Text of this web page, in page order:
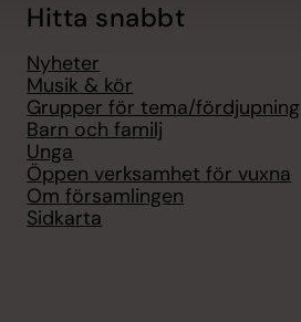
Hitta snabbt
Nyheter
Musik & kör
Grupper för tema/fördjupning
Barn och familj
Unga
Öppen verksamhet för vuxna
Om församlingen
Sidkarta